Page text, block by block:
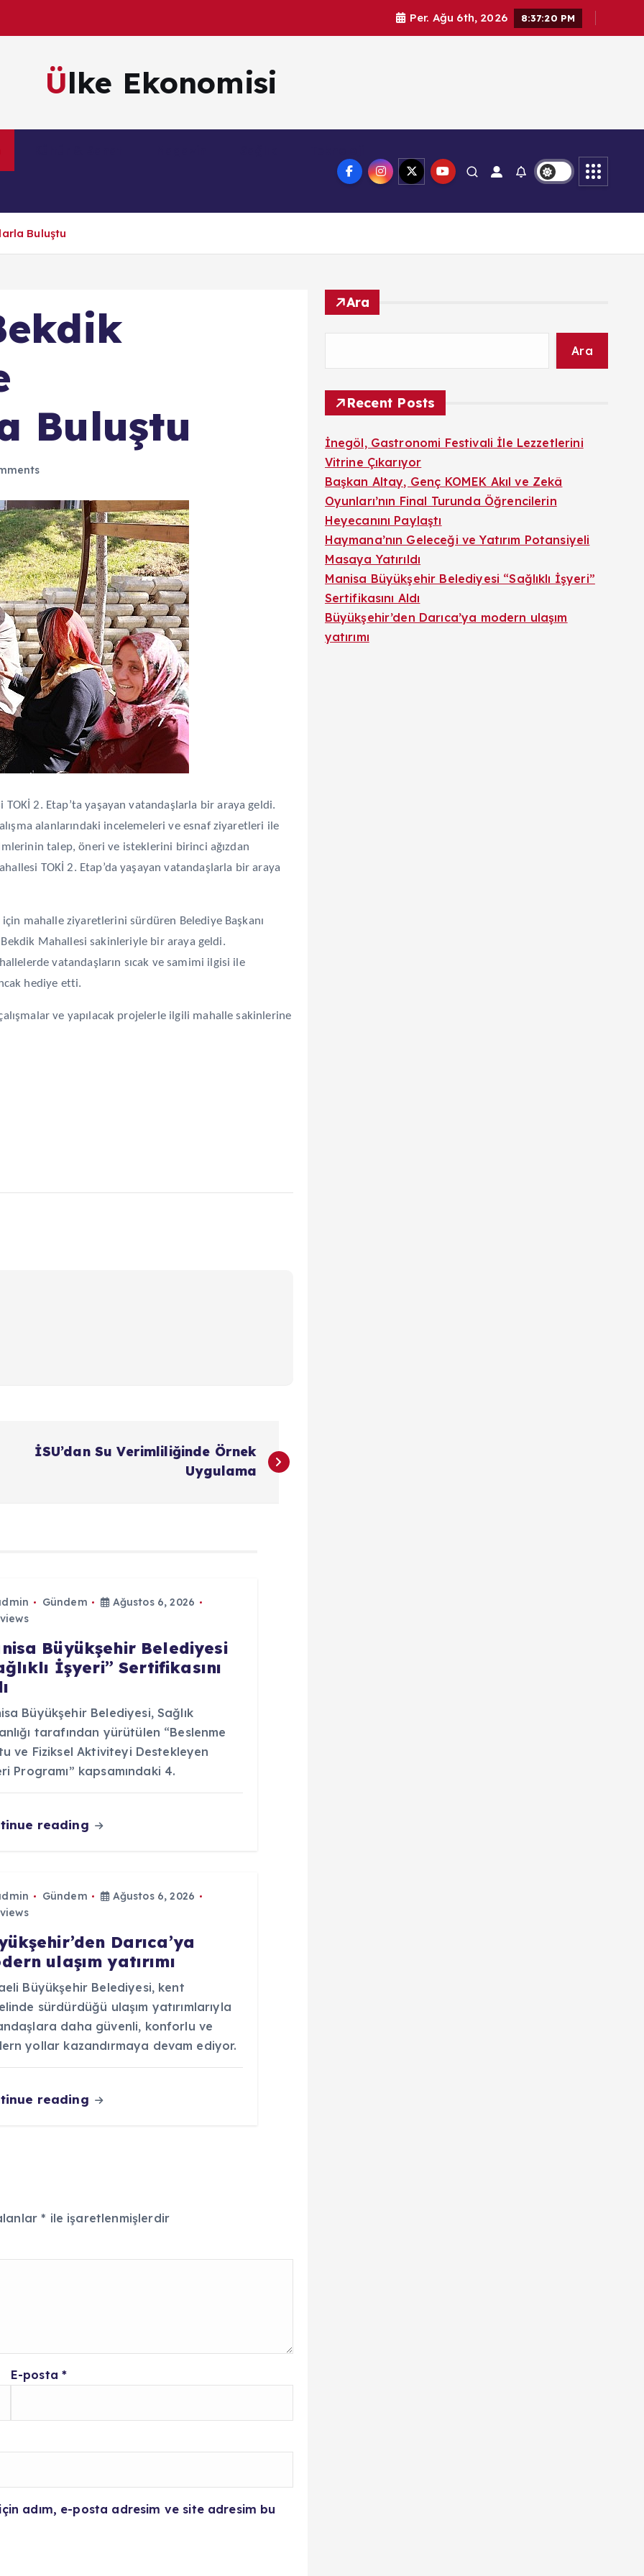
Per. Ağu 6th, 2026 8:37:21 PM
Ülke Ekonomisi
Buluştu
Buluştu
TOKİ 2. Etap’ta yaşayan vatandaşlarla bir araya geldi.
alanlarındaki incelemeleri ve esnaf ziyaretleri ile
talep, öneri ve isteklerini birinci ağızdan
TOKİ 2. Etap’da yaşayan vatandaşlarla bir araya
mahalle ziyaretlerini sürdüren Belediye Başkanı
Mahallesi sakinleriyle bir araya geldi.
vatandaşların sıcak ve samimi ilgisi ile
hediye etti.
ve yapılacak projelerle ilgili mahalle sakinlerine
İSU’dan Su Verimliliğinde Örnek
Uygulama
Gündem
Ağustos 6, 2026
Büyükşehir Belediyesi
İşyeri” Sertifikasını
Büyükşehir Belediyesi, Sağlık
tarafından yürütülen “Beslenme
ve Fiziksel Aktiviteyi Destekleyen
Programı” kapsamındaki 4.
reading
Gündem
Ağustos 6, 2026
Darıca’ya
ulaşım yatırımı
Büyükşehir Belediyesi, kent
sürdürdüğü ulaşım yatırımlarıyla
daha güvenli, konforlu ve
yollar kazandırmaya devam ediyor.
reading
* ile işaretlenmişlerdir
E-posta*
adım, e-posta adresim ve site adresim bu
Ara
Ara
Recent Posts
İnegöl, Gastronomi Festivali İle Lezzetlerini
Vitrine Çıkarıyor
Başkan Altay, Genç KOMEK Akıl ve Zekâ
Oyunları’nın Final Turunda Öğrencilerin
Heyecanını Paylaştı
Haymana’nın Geleceği ve Yatırım Potansiyeli
Masaya Yatırıldı
Manisa Büyükşehir Belediyesi “Sağlıklı İşyeri”
Sertifikasını Aldı
Büyükşehir’den Darıca’ya modern ulaşım
yatırımı